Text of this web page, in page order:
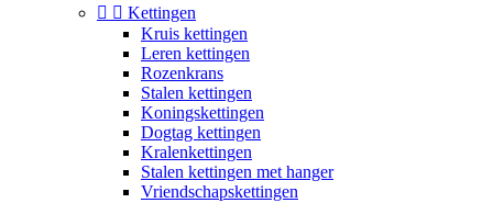
  Kettingen
Kruis kettingen
Leren kettingen
Rozenkrans
Stalen kettingen
Koningskettingen
Dogtag kettingen
Kralenkettingen
Stalen kettingen met hanger
Vriendschapskettingen